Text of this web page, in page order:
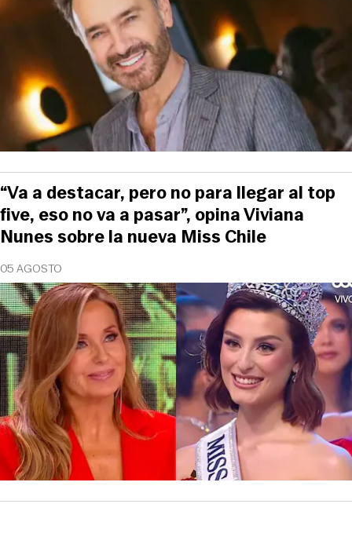
05 AGOSTO
“Va a destacar, pero no para llegar al top
five, eso no va a pasar”, opina Viviana
Nunes sobre la nueva Miss Chile